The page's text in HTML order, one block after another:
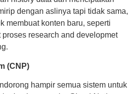
dengan aslinya tapi tidak sama,
membuat konten baru, seperti
research and developmet
(CNP)
hampir semua sistem untuk